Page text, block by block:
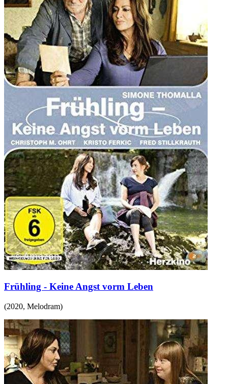
Frühling - Keine Angst vorm Leben
(2020, Melodram)